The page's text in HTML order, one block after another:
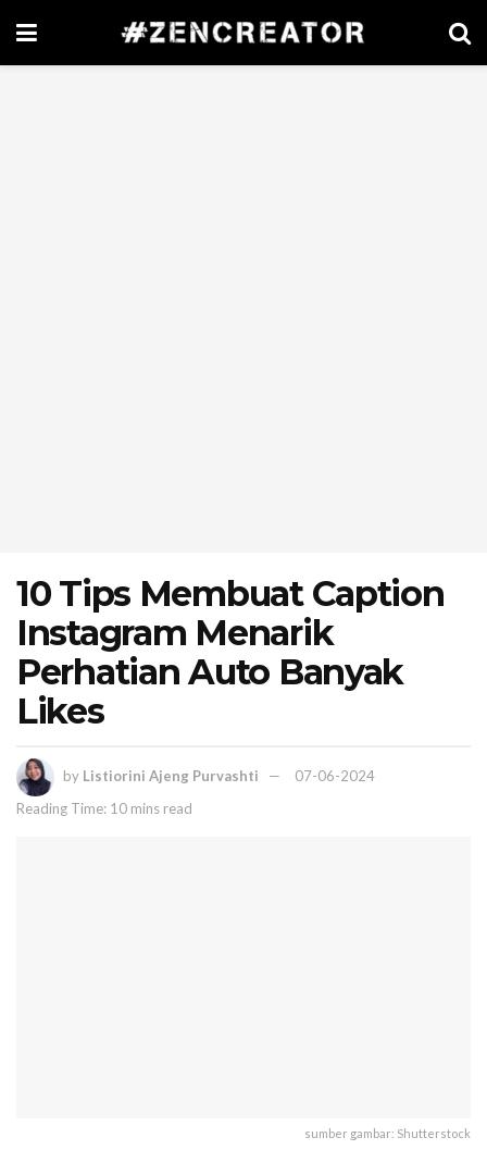
10 Tips Membuat Caption
Instagram Menarik
Perhatian Auto Banyak
Likes
by Listiorini Ajeng Purvashti
07-06-2024
Reading Time: 10 mins read
sumber gambar: Shutterstock